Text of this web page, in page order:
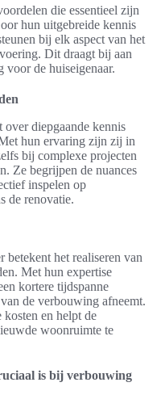
die essentieel zijn
hun uitgebreide kennis
bij elk aspect van het
Dit draagt bij aan
voor de huiseigenaar.
over diepgaande kennis
hun ervaring zijn zij in
bij complexe projecten
Ze begrijpen de nuances
inspelen op
de renovatie.
betekent het realiseren van
Met hun expertise
kortere tijdspanne
de verbouwing afneemt.
en helpt de
woonruimte te
is bij verbouwing